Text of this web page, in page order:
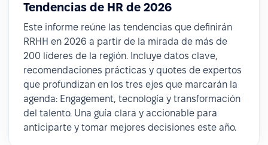
Tendencias de HR de 2026
Este informe reúne las tendencias que definirán
RRHH en 2026 a partir de la mirada de más de
200 líderes de la región. Incluye datos clave,
recomendaciones prácticas y quotes de expertos
que profundizan en los tres ejes que marcarán la
agenda: Engagement, tecnología y transformación
del talento. Una guía clara y accionable para
anticiparte y tomar mejores decisiones este año.